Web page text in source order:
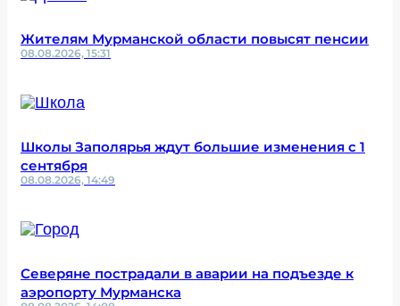
Жителям Мурманской области повысят пенсии
08.08.2026, 15:31
Школы Заполярья ждут большие изменения с 1
сентября
08.08.2026, 14:49
Северяне пострадали в аварии на подъезде к
аэропорту Мурманска